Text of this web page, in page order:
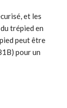
et les
trépied en
peut être
pour un